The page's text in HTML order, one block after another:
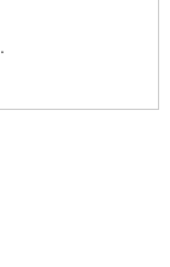
.